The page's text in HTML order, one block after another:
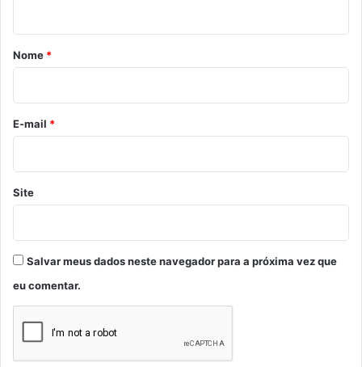
r
i
o
*
Nome *
E-mail *
Site
Salvar meus dados neste navegador para a próxima vez que
eu comentar.